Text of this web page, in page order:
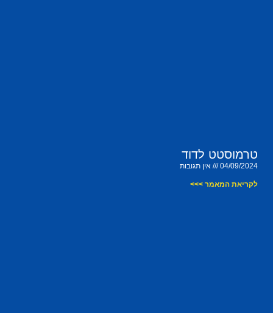
טרמוסטט לדוד
04/09/2024 אין תגובות
לקריאת המאמר >>>